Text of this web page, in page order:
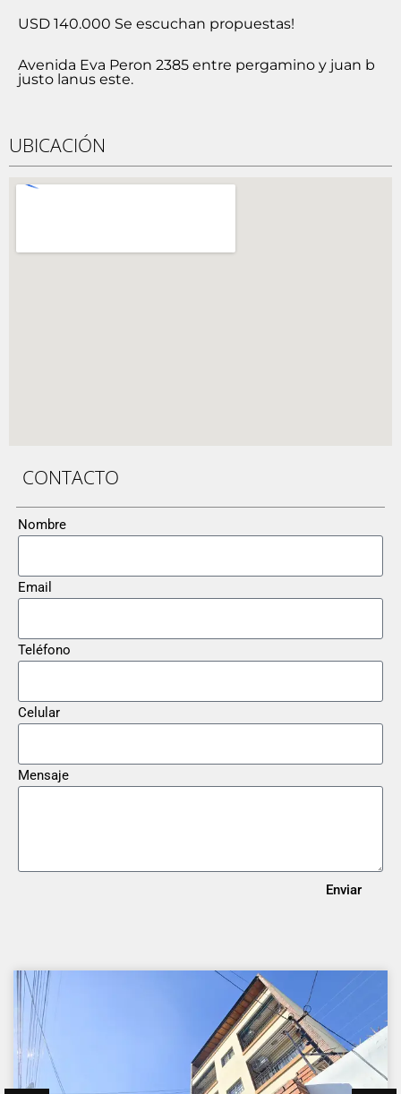
USD 140.000 Se escuchan propuestas!
Avenida Eva Peron 2385 entre pergamino y juan b
justo lanus este.
UBICACIÓN
CONTACTO
Nombre
Email
Teléfono
Celular
Mensaje
Enviar